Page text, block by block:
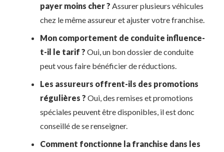
payer moins cher ? Assurer plusieurs véhicules
chez le même assureur et ajuster votre franchise.
Mon comportement de conduite influence-
t-il le tarif ? Oui, un bon dossier de conduite
peut vous faire bénéficier de réductions.
Les assureurs offrent-ils des promotions
régulières ? Oui, des remises et promotions
spéciales peuvent être disponibles, il est donc
conseillé de se renseigner.
Comment fonctionne la franchise dans les